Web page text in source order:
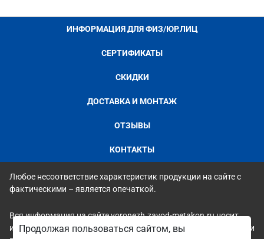
ИНФОРМАЦИЯ ДЛЯ ФИЗ/ЮР.ЛИЦ
СЕРТИФИКАТЫ
СКИДКИ
ДОСТАВКА И МОНТАЖ
ОТЗЫВЫ
КОНТАКТЫ
Любое несоответствие характеристик продукции на сайте с
фактическими – является опечаткой.
Вся информация на сайте voronezh.zavod-metakon.ru носит
исключительно ознакомительный и справочный характер и ни
Продолжая пользоваться сайтом, вы